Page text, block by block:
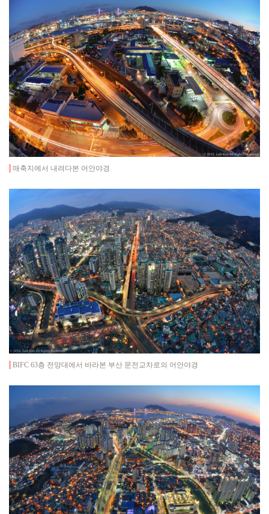
매축지에서 내려다본 어안야경
BIFC 63층 전망대에서 바라본 부산 문전교차로의 어안야경